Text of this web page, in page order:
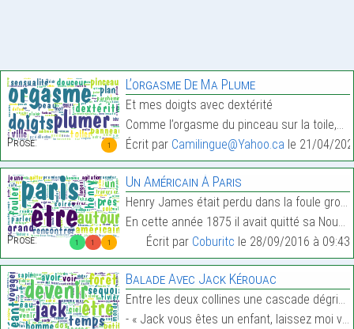
1
Prose:
L’orgasme De Ma Plume
Et mes doigts avec dextérité
Comme l’orgasme du pinceau sur la toile,…
Écrit par Camilingue@Yahoo.ca le 21/04/
1 1 1
Prose:
Un Américain À Paris
Henry James était perdu dans la foule grouillante
En cette année 1875 il avait quitté sa Nouvelle-An…
Écrit par Coburitc le 28/09/2016 à 09:43
Balade Avec Jack Kérouac
Entre les deux collines une cascade dégringolait v
- « Jack vous êtes un enfant, laissez moi vous fro…